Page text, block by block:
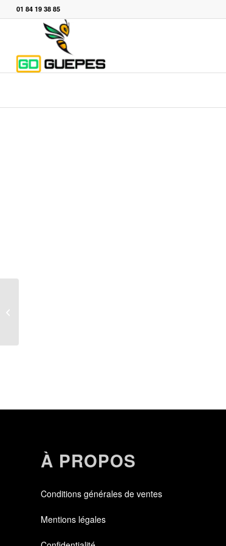
01 84 19 38 85
À PROPOS
Conditions générales de ventes
Mentions légales